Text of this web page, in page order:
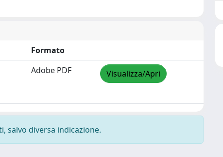
Formato
Adobe PDF Visualizza/Apri
salvo diversa indicazione.